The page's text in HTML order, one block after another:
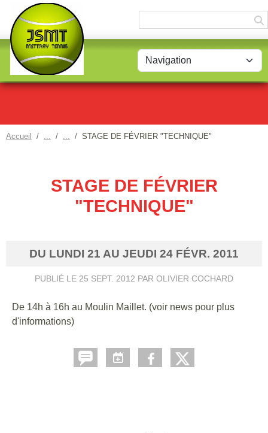
Accueil STAGE DE FÉVRIER "TECHNIQUE"
STAGE DE FÉVRIER
"TECHNIQUE"
DU LUNDI 21 AU JEUDI 24 FÉVR. 2011
PUBLIÉ LE 25 SEPT. 2012 PAR OLIVIER COCHARD
De 14h à 16h au Moulin Maillet. (voir news pour plus
d'informations)
Panneau de gestion des cookies